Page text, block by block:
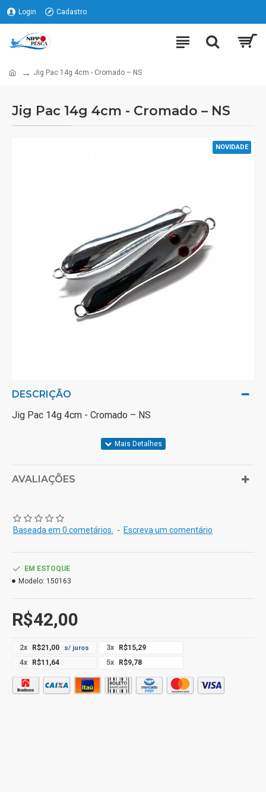
Login Cadastro
Jig Pac 14g 4cm - Cromado – NS
Jig Pac 14g 4cm - Cromado – NS
NOVIDADE
DESCRIÇÃO
Jig Pac 14g 4cm - Cromado – NS
Tamanho: 4cm
Cor: Cromado
AVALIAÇÕES
Baseada em 0 cometários. - Escreva um comentário
R$42,00
EM ESTOQUE
Modelo: 150163
2x R$21,00 s/ juros 3x
R$15,29
4x
R$11,64 5x R$9,78